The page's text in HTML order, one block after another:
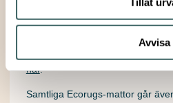
Avvisa
återanvändning i deras
Program.
Alla Ecorugs-mattor går att
här.
Samtliga Ecorugs-mattor går